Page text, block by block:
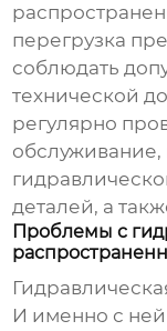
перегрузка
соблюдать
технической
регулярно
деталей, а
Проблемы с
И именно с